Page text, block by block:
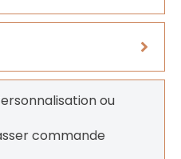
ou
commande